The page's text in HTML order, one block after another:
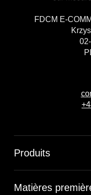
FDCM E-
Produits
Matières